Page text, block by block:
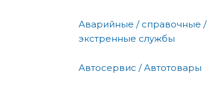
Аварийные / справочные /
экстренные службы
Автосервис / Автотовары